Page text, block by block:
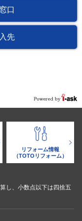
口
先
リフォーム情報
（TOTOリフォーム）
し、小数点以下は四捨五